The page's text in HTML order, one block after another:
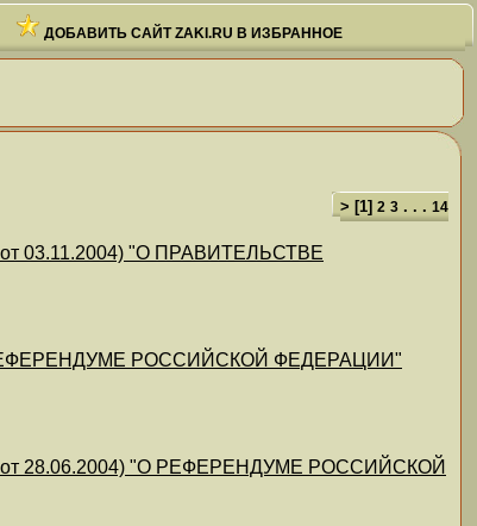
ДОБАВИТЬ САЙТ ZAKI.RU В ИЗБРАННОЕ
> [1] 2 3 . . . 14
03.11.2004) "О ПРАВИТЕЛЬСТВЕ
РОССИЙСКОЙ ФЕДЕРАЦИИ"
28.06.2004) "О РЕФЕРЕНДУМЕ РОССИЙСКОЙ